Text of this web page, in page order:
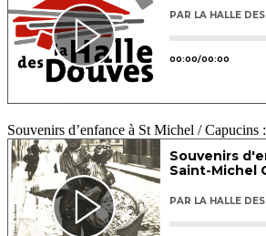
Souvenirs d’enfance à St Michel / Capucins :